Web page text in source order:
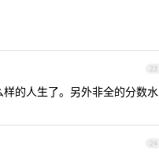
23
的人生了。另外非全的分数水
24